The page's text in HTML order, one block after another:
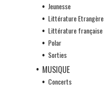
Jeunesse
Littérature Etrangère
Littérature française
Polar
Sorties
MUSIQUE
Concerts